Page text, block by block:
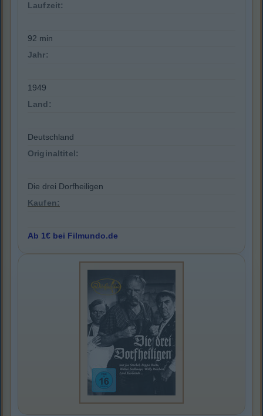
Laufzeit:
92 min
Jahr:
1949
Land:
Deutschland
Originaltitel:
Die drei Dorfheiligen
Kaufen:
Ab 1€ bei Filmundo.de